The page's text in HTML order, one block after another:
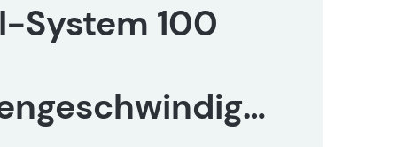
System 100
Pulswellengeschwindigkeit